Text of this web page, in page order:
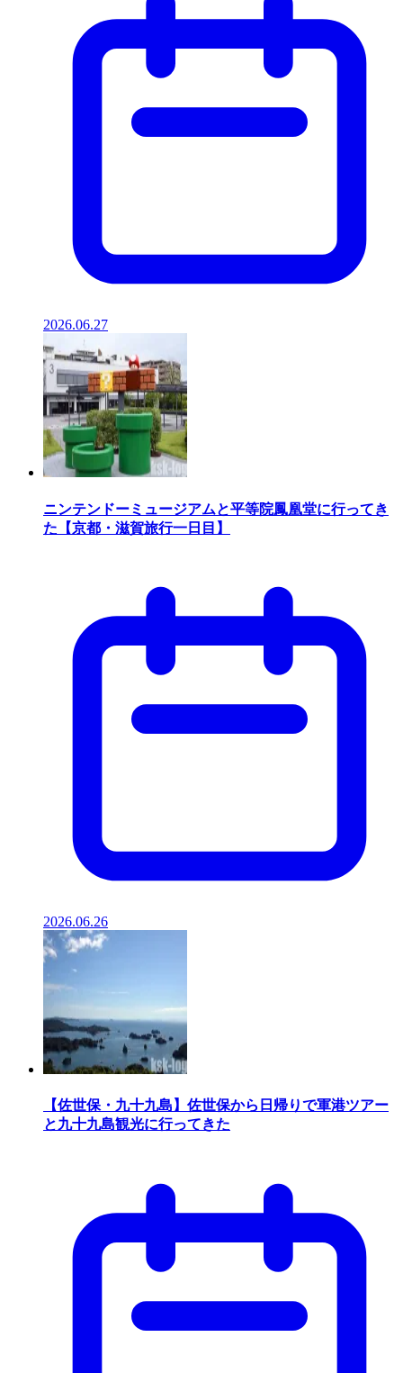
2026.06.27
ニンテンドーミュージアムと平等院鳳凰堂に行ってき
た【京都・滋賀旅行一日目】
2026.06.26
【佐世保・九十九島】佐世保から日帰りで軍港ツアー
と九十九島観光に行ってきた